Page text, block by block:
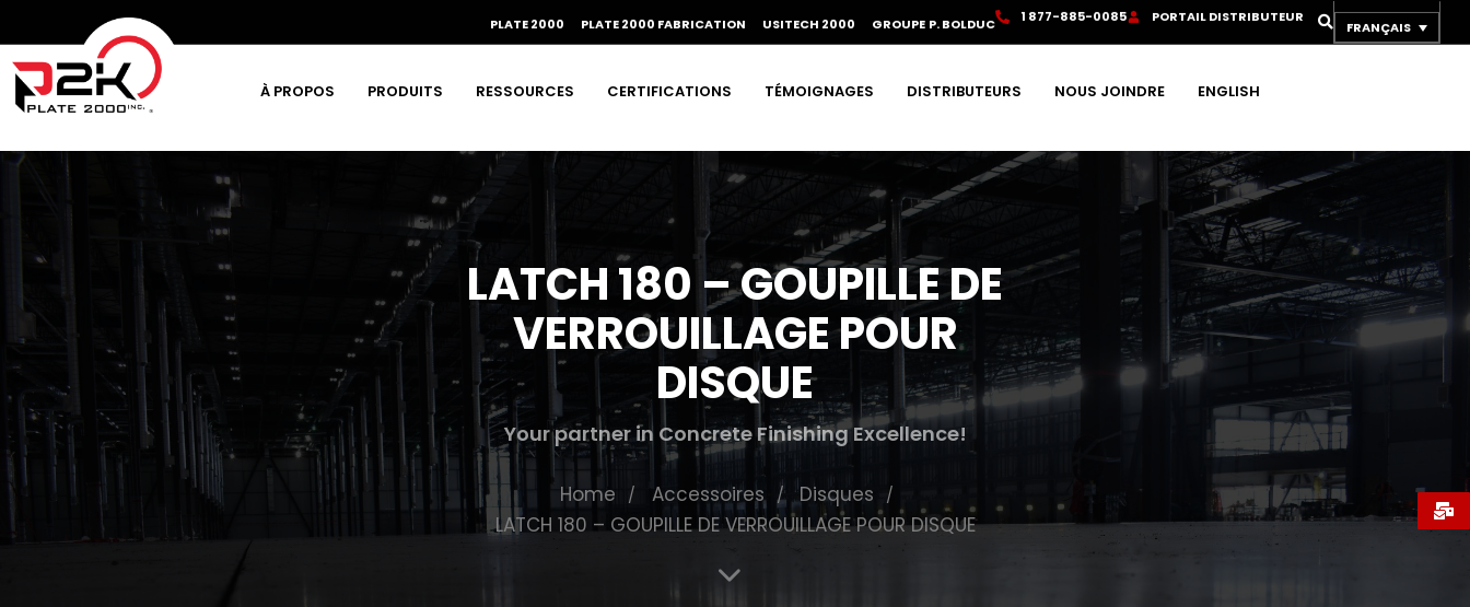
PLATE 2000 PLATE 2000 FABRICATION USITECH 2000 GROUPE P. BOLDUC 1 877-885-0085 PORTAILDISTRIBUTEUR
Tapez et appuyez sur la touche Entrée
FRANÇAIS
À PROPOS PRODUITS RESSOURCES CERTIFICATIONS TÉMOIGNAGES DISTRIBUTEURS NOUS JOINDRE ENGLISH
LATCH 180 – GOUPILLE DE
VERROUILLAGE POUR
DISQUE
Your partner in Concrete Finishing Excellence!
Home Accessoires
Disques
LATCH 180 – GOUPILLE DE VERROUILLAGE POUR DISQUE